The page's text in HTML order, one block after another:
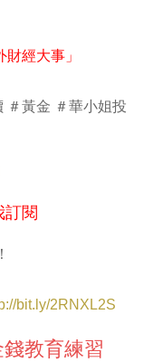
經大事」
＃黃金 ＃華小姐投
訂閱​
bit.ly/2RNXL2S
教育練習